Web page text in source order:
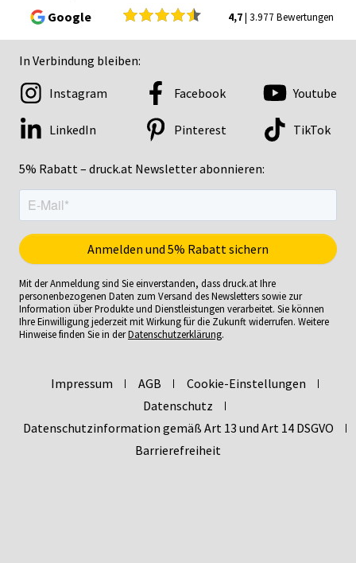
Google 4,7| 3.977 Bewertungen
In Verbindung bleiben:
5% Rabatt – druck.at Newsletter abonnieren:
Instagram Facebook Youtube
LinkedIn Pinterest TikTok
Mit der Anmeldung sind Sie einverstanden, dass druck.at Ihre
personenbezogenen Daten zum Versand des Newsletters sowie zur
Information über Produkte und Dienstleistungen verarbeitet. Sie können
Ihre Einwilligung jederzeit mit Wirkung für die Zukunft widerrufen. Weitere
Hinweise finden Sie in derDatenschutzerklärung.
Impressum AGB
Cookie-Einstellungen
Datenschutz
Datenschutzinformation gemäß Art 13 und Art 14 DSGVO
Barrierefreiheit